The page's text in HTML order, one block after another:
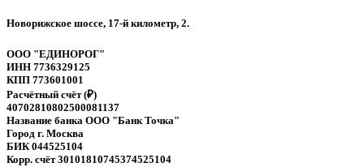
Новорижское шоссе, 17-й километр, 2.
ООО "ЕДИНОРОГ"
ИНН 7736329125
КПП 773601001
Расчётный счёт (₽)
40702810802500081137
Название банка ООО "Банк Точка"
Город г. Москва
БИК 044525104
Корр. счёт 30101810745374525104